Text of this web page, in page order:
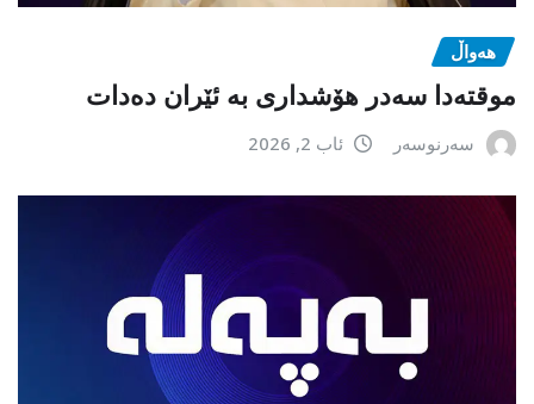
هەواڵ
موقتەدا سەدر هۆشداری بە ئێران دەدات
سەرنوسەر ئاب 2, 2026